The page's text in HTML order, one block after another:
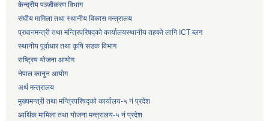
केन्द्रीय पञ्जीकरण विभाग
संघीय मामिला तथा स्थानीय विकास मन्त्रालय
प्रधानमन्त्री तथा मन्त्रिपरिषद्को कार्यालयस्थानीय तहको लागि ICT ब्लग
स्थानीय पूर्वाधार तथा कृषि सडक विभाग
राष्ट्रिय योजना आयोग
नेपाल कानुन आयोग
अर्थ मन्त्रालय
मुख्यमन्त्री तथा मन्त्रिपरिषद्को कार्यालय-५ नं प्रदेश
आर्थिक मामिला तथा योजना मन्त्रालय-५ नं प्रदेश